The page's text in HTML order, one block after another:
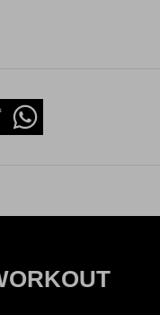
Whatsapp